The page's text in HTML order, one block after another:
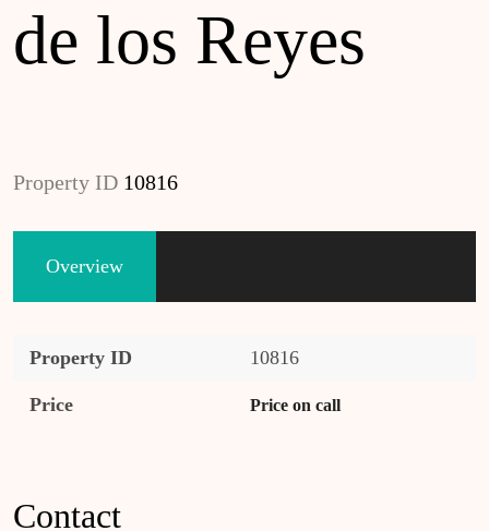
de los Reyes
Property ID 10816
Overview
Property ID 10816
Price Price on call
Contact